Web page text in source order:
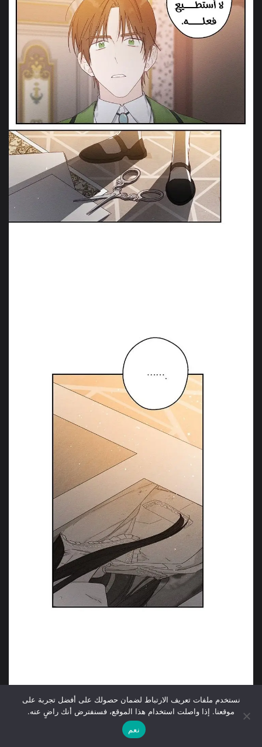
نستخدم ملفات تعريف الارتباط لضمان حصولك على أفضل تجربة على
موقعنا. إذا واصلت استخدام هذا الموقع، فسنفترض أنك راضٍ عنه.
نعم